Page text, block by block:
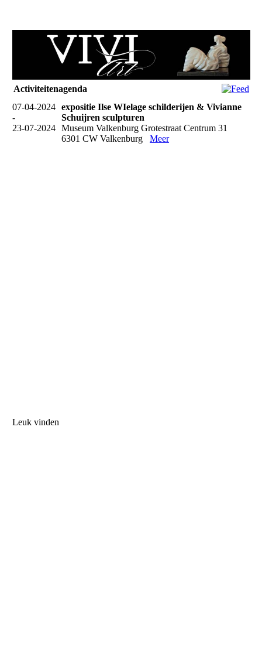
Activiteitenagenda
07-04-2024
-
23-07-2024
expositie Ilse WIelage schilderijen & Vivianne
Schuijren sculpturen
Museum Valkenburg Grotestraat Centrum 31
6301 CW Valkenburg Meer
Leuk vinden